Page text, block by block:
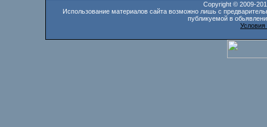
Copyright © 2009-
Использование материалов сайта возможно лишь с
публикуемой в
Условия